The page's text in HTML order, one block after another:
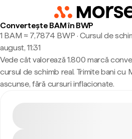
Convertește BAM în BWP
1 BAM ≈ 7,7874 BWP · Cursul de
august, 11:31
Vede cât valorează 1.800 marcă
cursul de schimb real. Trimite bani
ascunse, fără cursuri inflacionate.